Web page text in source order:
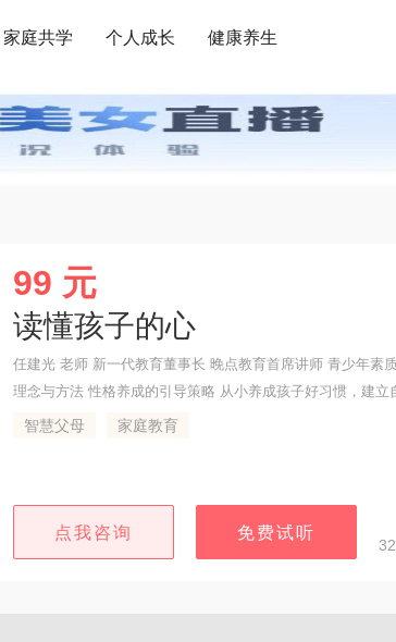
家庭共学 个人成长 健康养生
99 元
读懂孩子的心
任建光 老师 新一代教育董事长 晚点教育首席讲师 青少年素
理念与方法 性格养成的引导策略 从小养成孩子好习惯，建
美父母 学霸高效的提分秘笈 科学高效的学习方法，从根本上
智慧父母 家庭教育
点我咨询 免费试听